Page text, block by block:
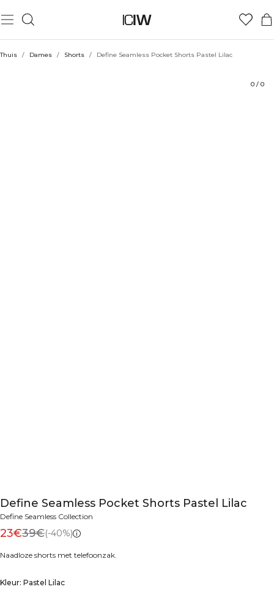
Thuis / Dames / Shorts / Define Seamless Pocket Shorts Pastel Lilac
0 / 0
Define Seamless Pocket Shorts Pastel Lilac
Define Seamless Collection
23€39€(-40%)
Naadloze shorts met telefoonzak.
Kleur: Pastel Lilac